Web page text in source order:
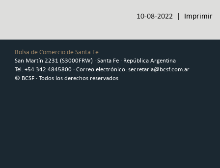
10-08-2022 | Imprimir
Bolsa de Comercio de Santa Fe
San Martín 2231 (S3000FRW) · Santa Fe · República Argentina
Tel. +54 342 4845800 · Correo electrónico: secretaria@bcsf.com.ar
© BCSF · Todos los derechos reservados